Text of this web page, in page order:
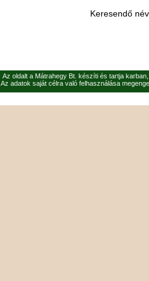
Keresendő
Az oldalt a Mátrahegy Bt. készíti és tartja
Az adatok saját célra való felhasználása